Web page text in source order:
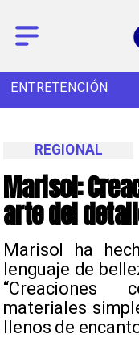
ENTRETENCIÓN
Marisol:
arte del
​Marisol ha
lenguaje de
“Creaciones
materiales
llenos de
REGIONAL